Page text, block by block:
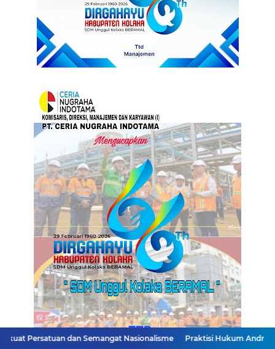
dan Semangat Nasionalisme Praktisi Hukum Andri Alman Assigaf :